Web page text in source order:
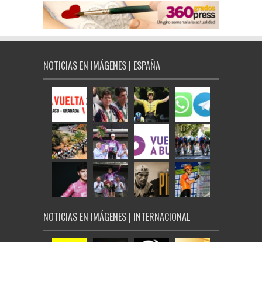
NOTICIAS EN IMÁGENES | ESPAÑA
NOTICIAS EN IMÁGENES | INTERNACIONAL